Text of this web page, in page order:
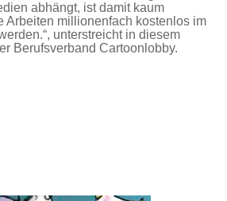
abhängt, ist damit kaum
Arbeiten millionenfach kostenlos im
unterstreicht in diesem
Berufsverband Cartoonlobby.